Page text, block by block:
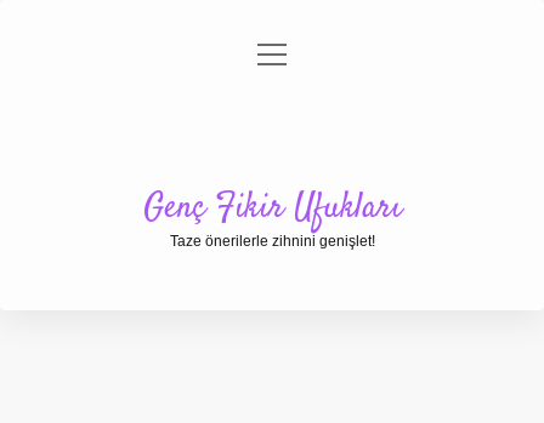
Gizlilik Politikası
menüyü
Genç Fikir Ufukları
Taze önerilerle zihnini genişlet!